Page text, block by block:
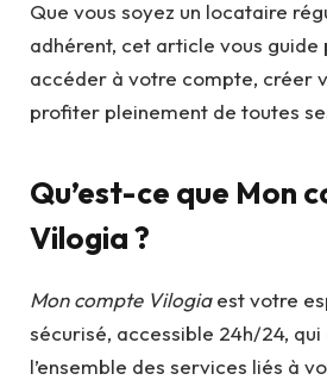
Que vous soyez un locataire
adhérent, cet article vous guide
accéder à votre compte, créer
profiter pleinement de toutes
Qu’est-ce que Mon
Vilogia ?
Mon compte Vilogiaest votre
sécurisé, accessible 24h/24,
l’ensemble des services liés à